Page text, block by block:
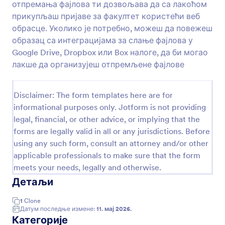
отпремања фајлова ти дозвољава да са лакоћом
прикупљаш пријаве за факултет користећи веб
обрасце. Уколико је потребно, можеш да повежеш
образац са интеграцијама за слање фајлова у
Google Drive, Dropbox или Box налоге, да би могао
лакше да организујеш отпремљене фајлове
Disclaimer: The form templates here are for
informational purposes only. Jotform is not providing
legal, financial, or other advice, or implying that the
forms are legally valid in all or any jurisdictions. Before
using any such form, consult an attorney and/or other
applicable professionals to make sure that the form
meets your needs, legally and otherwise.
Детаљи
1 Clone
Датум последње измене: 11. мај 2026.
Категорије
користити директно.
Преглед